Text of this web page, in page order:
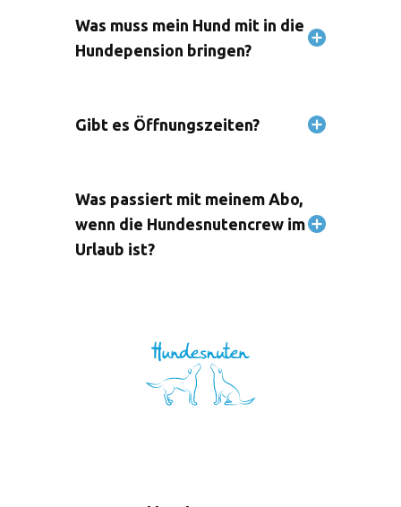
Was muss mein Hund mit in die
Hundepension bringen?
Gibt es Öffnungszeiten?
Was passiert mit meinem Abo,
wenn die Hundesnutencrew im
Urlaub ist?